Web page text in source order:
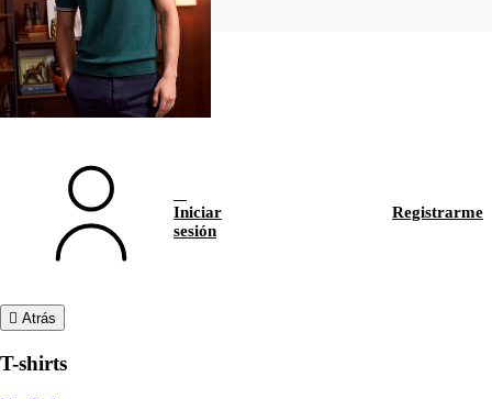
Iniciar
sesión
Registrarme
Atrás
T-shirts